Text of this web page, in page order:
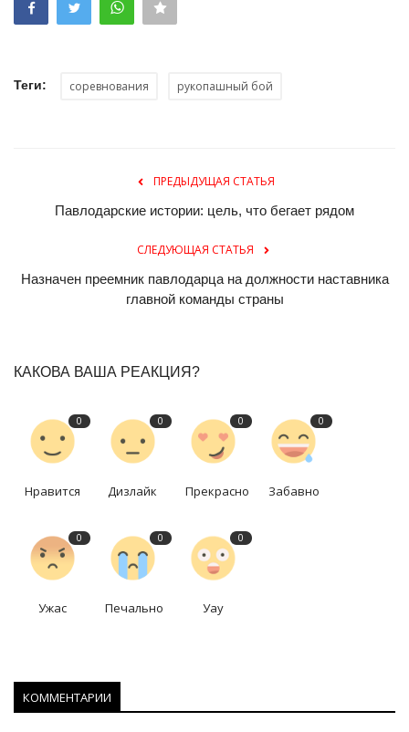
Теги: соревнования рукопашный бой
ПРЕДЫДУЩАЯ СТАТЬЯ
Павлодарские истории: цель, что бегает рядом
СЛЕДУЮЩАЯ СТАТЬЯ
Назначен преемник павлодарца на должности наставника
главной команды страны
КАКОВА ВАША РЕАКЦИЯ?
0
Нравится
0
Дизлайк
0
Прекрасно
0
Забавно
0
Ужас
0
Печально
0
Уау
КОММЕНТАРИИ